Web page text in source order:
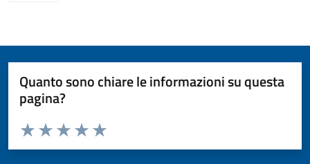
Quanto sono chiare le informazioni su questa
pagina?
Valuta da 1 a 5 stelle la pagina
Valuta 5 stelle su 5
Valuta 4 stelle su 5
Valuta 3 stelle su 5
Valuta 2 stelle su 5
Valuta 1 stelle su 5